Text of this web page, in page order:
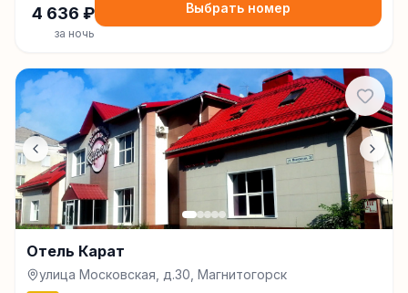
4 636 ₽
за ночь
Выбрать номер
Отель Карат
улица Московская, д.30, Магнитогорск